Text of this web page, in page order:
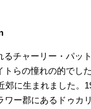
るチャーリー・パッ
トらの憧れの的でし
郊に生まれました。
ワー郡にあるドゥカ